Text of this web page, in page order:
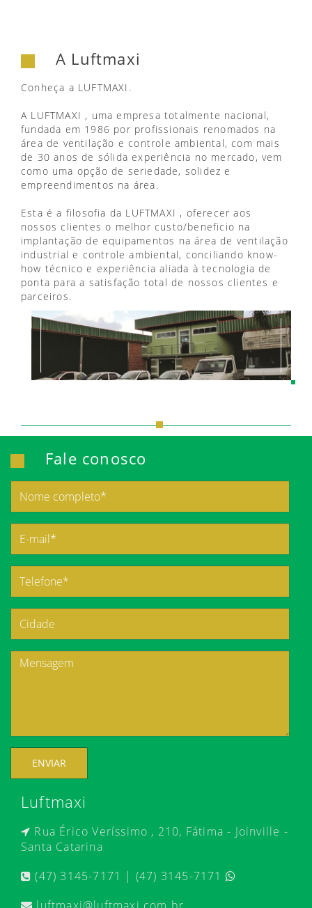
A Luftmaxi
Conheça a LUFTMAXI.
A LUFTMAXI , uma empresa totalmente nacional,
fundada em 1986 por profissionais renomados na
área de ventilação e controle ambiental, com mais
de 30 anos de sólida experiência no mercado, vem
como uma opção de seriedade, solidez e
empreendimentos na área.
Esta é a filosofia da LUFTMAXI , oferecer aos
nossos clientes o melhor custo/beneficio na
implantação de equipamentos na área de ventilação
industrial e controle ambiental, conciliando know-
how técnico e experiência aliada à tecnologia de
ponta para a satisfação total de nossos clientes e
parceiros.
Fale conosco
ENVIAR
Luftmaxi
Rua Érico Veríssimo , 210, Fátima - Joinville -
Santa Catarina
(47) 3145-7171 | (47) 3145-7171